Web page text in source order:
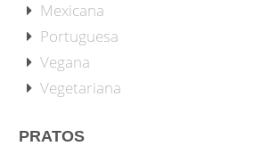
Mexicana
Portuguesa
Vegana
Vegetariana
PRATOS